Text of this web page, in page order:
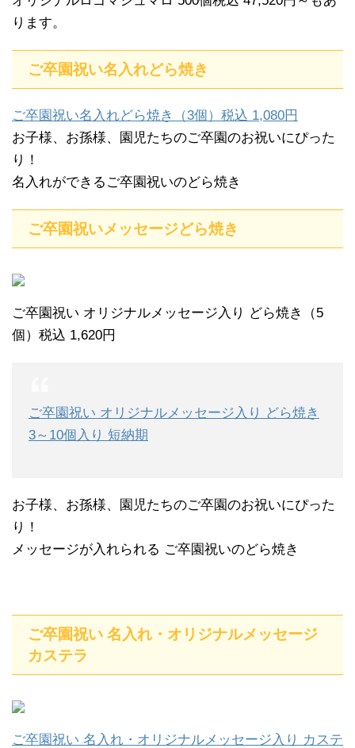
ります。
ご卒園祝い名入れどら焼き
ご卒園祝い名入れどら焼き（3個）税込 1,080円
お子様、お孫様、園児たちのご卒園のお祝いにぴった
り！
名入れができるご卒園祝いのどら焼き
ご卒園祝いメッセージどら焼き
ご卒園祝い オリジナルメッセージ入り どら焼き（5
個）税込 1,620円
ご卒園祝い オリジナルメッセージ入り どら焼き
3～10個入り 短納期
お子様、お孫様、園児たちのご卒園のお祝いにぴった
り！
メッセージが入れられる ご卒園祝いのどら焼き
ご卒園祝い 名入れ・オリジナルメッセージ
カステラ
ご卒園祝い 名入れ・オリジナルメッセージ入り カステ